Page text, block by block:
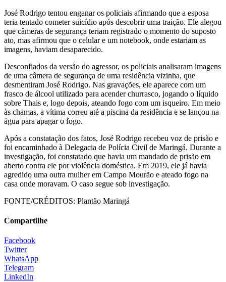
José Rodrigo tentou enganar os policiais afirmando que a esposa
teria tentado cometer suicídio após descobrir uma traição. Ele alegou
que câmeras de segurança teriam registrado o momento do suposto
ato, mas afirmou que o celular e um notebook, onde estariam as
imagens, haviam desaparecido.
Desconfiados da versão do agressor, os policiais analisaram imagens
de uma câmera de segurança de uma residência vizinha, que
desmentiram José Rodrigo. Nas gravações, ele aparece com um
frasco de álcool utilizado para acender churrasco, jogando o líquido
sobre Thais e, logo depois, ateando fogo com um isqueiro. Em meio
às chamas, a vítima correu até a piscina da residência e se lançou na
água para apagar o fogo.
Após a constatação dos fatos, José Rodrigo recebeu voz de prisão e
foi encaminhado à Delegacia de Polícia Civil de Maringá. Durante a
investigação, foi constatado que havia um mandado de prisão em
aberto contra ele por violência doméstica. Em 2019, ele já havia
agredido uma outra mulher em Campo Mourão e ateado fogo na
casa onde moravam. O caso segue sob investigação.
FONTE/CRÉDITOS: Plantão Maringá
Compartilhe
Facebook
Twitter
WhatsApp
Telegram
LinkedIn